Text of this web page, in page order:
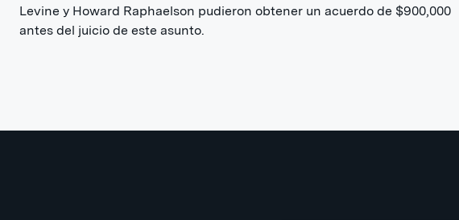
Levine y Howard Raphaelson pudieron obtener un acuerdo de $900,000
antes del juicio de este asunto.